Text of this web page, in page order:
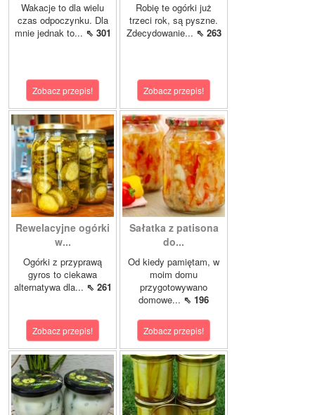
Wakacje to dla wielu
czas odpoczynku. Dla
mnie jednak to... ⇖ 301
Zobacz przepis!
Robię te ogórki już
trzeci rok, są pyszne.
Zdecydowanie... ⇖ 263
Zobacz przepis!
Rewelacyjne ogórki
w...
Ogórki z przyprawą
gyros to ciekawa
alternatywa dla... ⇖ 261
Zobacz przepis!
Sałatka z patisona
do...
Od kiedy pamiętam, w
moim domu
przygotowywano
domowe... ⇖ 196
Zobacz przepis!